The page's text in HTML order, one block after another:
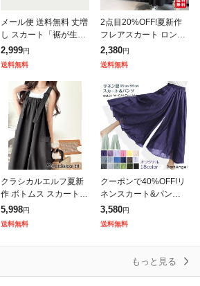
メール便 送料無料 丈増
し スカート「裾が生ま
れ変わる」 シフォン ペ
チコート ペチスカート
ペチコートスカート ロ
ングスカート
2,999円
送料無料
2点目20%OFF!夏新作
フレアスカート ロング
スカート ミモレスカー
ト レディース 裏地なし
ハイウエスト ウエスト
ゴム 着
2,380円
送料無料
クラシカルエルフ夏新
作 ボトムス スカート
レディース 着回し自在
リネンライク素材 胸元
ギャザー ポケット Aラ
5,998円
送料無料
クーポンで40%OFF!リ
ネンスカート&パンツ
フレアスカート ワイド
パンツ ラップパンツ ラ
ップスカート レディー
3,580円
送料無料
もっと見る